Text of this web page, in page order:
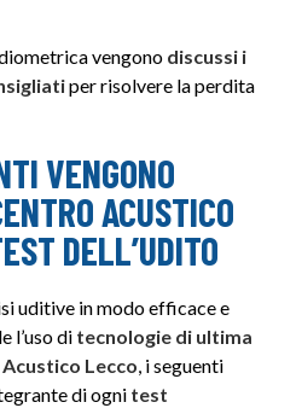
vengono discussi i
per risolvere la perdita
VENGONO
ACUSTICO
DELL’UDITO
uditive in modo efficace e
l’uso di tecnologie di ultima
Lecco, i seguenti
di ogni test